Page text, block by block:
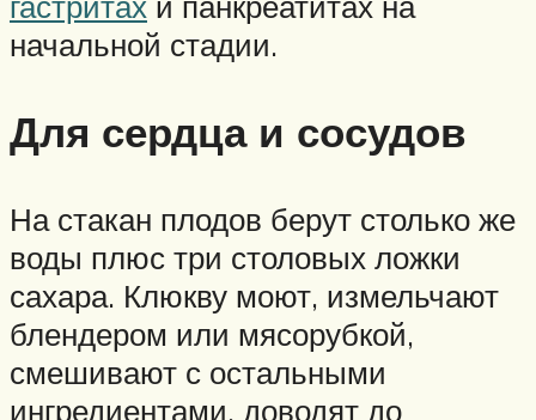
начальной стадии.
Для сердца и сосудов
На стакан плодов берут столько же
воды плюс три столовых ложки
сахара. Клюкву моют, измельчают
блендером или мясорубкой,
смешивают с остальными
ингредиентами, доводят до